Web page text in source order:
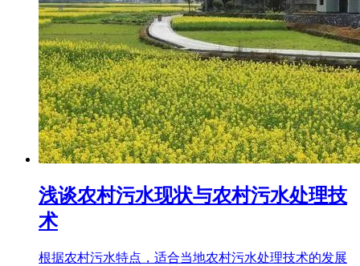
浅谈农村污水现状与农村污水处理技
术
根据农村污水特点，适合当地农村污水处理技术的发展